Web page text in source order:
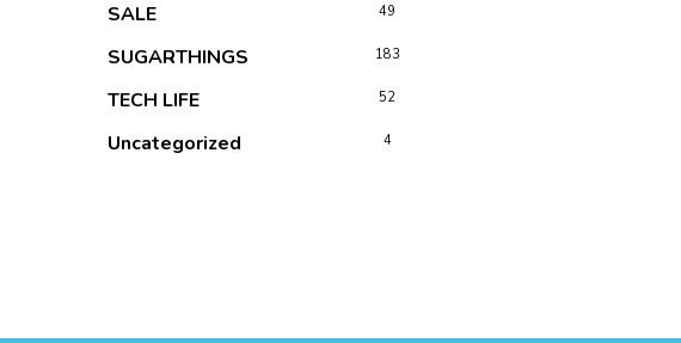
SALE 49
SUGARTHINGS 183
TECH LIFE 52
Uncategorized 4